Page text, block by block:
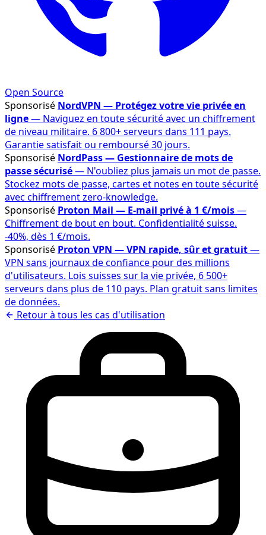
Open Source
Sponsorisé NordVPN — Protégez votre vie privée en
ligne— Naviguez en toute sécurité avec un chiffrement
de niveau militaire. 6 800+ serveurs dans 111 pays.
Garantie satisfait ou remboursé 30 jours.
Sponsorisé NordPass — Gestionnaire de mots de
passe sécurisé— N'oubliez plus jamais un mot de passe.
Stockez mots de passe, cartes et notes en toute sécurité
avec chiffrement zero-knowledge.
Sponsorisé Proton Mail — E-mail privé à 1 €/mois—
Chiffrement de bout en bout. Confidentialité suisse.
-40%, dès 1 €/mois.
Sponsorisé Proton VPN — VPN rapide, sûr et gratuit—
VPN sans journaux de confiance pour des millions
d'utilisateurs. Lois suisses sur la vie privée, 6 500+
serveurs dans plus de 110 pays. Plan gratuit sans limites
de données.
Retour à tous les cas d'utilisation